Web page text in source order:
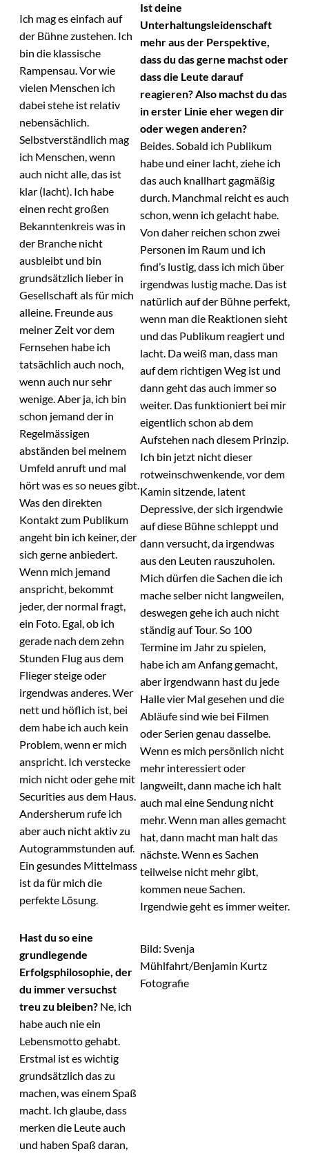
Ich mag es einfach auf
der Bühne zustehen. Ich
bin die klassische
Rampensau. Vor wie
vielen Menschen ich
dabei stehe ist relativ
nebensächlich.
Selbstverständlich mag
ich Menschen, wenn
auch nicht alle, das ist
klar (lacht). Ich habe
einen recht großen
Bekanntenkreis was in
der Branche nicht
ausbleibt und bin
grundsätzlich lieber in
Gesellschaft als für mich
alleine. Freunde aus
meiner Zeit vor dem
Fernsehen habe ich
tatsächlich auch noch,
wenn auch nur sehr
wenige. Aber ja, ich bin
schon jemand der in
Regelmässigen
abständen bei meinem
Umfeld anruft und mal
hört was es so neues gibt.
Was den direkten
Kontakt zum Publikum
angeht bin ich keiner, der
sich gerne anbiedert.
Wenn mich jemand
anspricht, bekommt
jeder, der normal fragt,
ein Foto. Egal, ob ich
gerade nach dem zehn
Stunden Flug aus dem
Flieger steige oder
irgendwas anderes. Wer
nett und höflich ist, bei
dem habe ich auch kein
Problem, wenn er mich
anspricht. Ich verstecke
mich nicht oder gehe mit
Securities aus dem Haus.
Andersherum rufe ich
aber auch nicht aktiv zu
Autogrammstunden auf.
Ein gesundes Mittelmass
ist da für mich die
perfekte Lösung.
Ist deine
Unterhaltungsleidenschaft
mehr aus der Perspektive,
dass du das gerne machst oder
dass die Leute darauf
reagieren? Also machst du das
in erster Linie eher wegen dir
oder wegen anderen?
Beides. Sobald ich Publikum
habe und einer lacht, ziehe ich
das auch knallhart gagmäßig
durch. Manchmal reicht es auch
schon, wenn ich gelacht habe.
Von daher reichen schon zwei
Personen im Raum und ich
find’s lustig, dass ich mich über
irgendwas lustig mache. Das ist
natürlich auf der Bühne perfekt,
wenn man die Reaktionen sieht
und das Publikum reagiert und
lacht. Da weiß man, dass man
auf dem richtigen Weg ist und
dann geht das auch immer so
weiter. Das funktioniert bei mir
eigentlich schon ab dem
Aufstehen nach diesem Prinzip.
Ich bin jetzt nicht dieser
rotweinschwenkende, vor dem
Kamin sitzende, latent
Depressive, der sich irgendwie
auf diese Bühne schleppt und
dann versucht, da irgendwas
aus den Leuten rauszuholen.
Mich dürfen die Sachen die ich
mache selber nicht langweilen,
deswegen gehe ich auch nicht
ständig auf Tour. So 100
Termine im Jahr zu spielen,
habe ich am Anfang gemacht,
aber irgendwann hast du jede
Halle vier Mal gesehen und die
Abläufe sind wie bei Filmen
oder Serien genau dasselbe.
Wenn es mich persönlich nicht
mehr interessiert oder
langweilt, dann mache ich halt
auch mal eine Sendung nicht
mehr. Wenn man alles gemacht
hat, dann macht man halt das
nächste. Wenn es Sachen
teilweise nicht mehr gibt,
kommen neue Sachen.
Irgendwie geht es immer weiter.
Hast du so eine
grundlegende
Erfolgsphilosophie, der
du immer versuchst
treu zu bleiben? Ne, ich
habe auch nie ein
Lebensmotto gehabt.
Erstmal ist es wichtig
grundsätzlich das zu
machen, was einem Spaß
macht. Ich glaube, dass
merken die Leute auch
und haben Spaß daran,
Bild: Svenja
Mühlfahrt/Benjamin Kurtz
Fotografie